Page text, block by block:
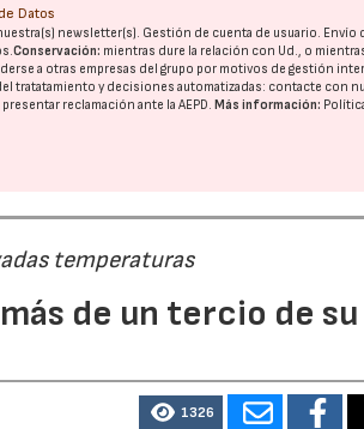
Datos
newsletter(s). Gestión de cuenta de usuario. Envío
Conservación: mientras dure la relación con Ud., o
a otras empresas del grupo por motivos de gestión
tratatamiento y decisiones automatizadas: contacte con
presentar reclamación ante laAEPD.Más información:
temperaturas
de un tercio de
1326